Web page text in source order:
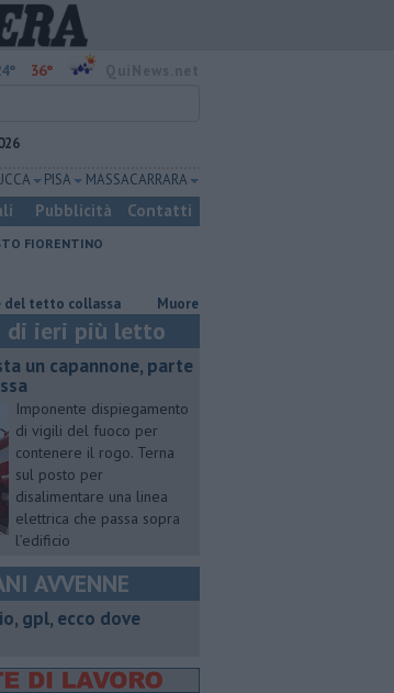
36°
PISA MASSA CARRARA
Pubblicità Contatti
FIORENTINO
collassa Muore a 61 anni in un incidente sul lavoro
di ieri più letto
un capannone, parte
Imponente dispiegamento
di vigili del fuoco per
contenere il rogo. Terna
sul posto per
disalimentare una linea
elettrica che passa sopra
l’edificio
AVVENNE
gpl, ecco dove